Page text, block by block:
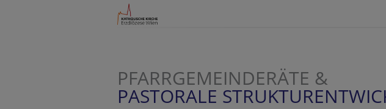
PFARRGEMEINDERÄTE &
PASTORALE